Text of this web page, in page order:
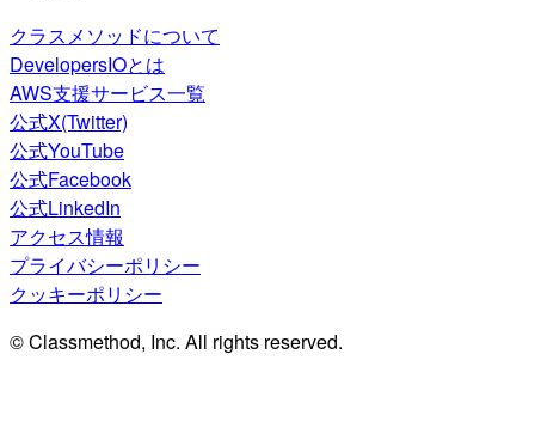
クラスメソッドについて
DevelopersIOとは
AWS支援サービス一覧
公式X(Twitter)
公式YouTube
公式Facebook
公式LinkedIn
アクセス情報
プライバシーポリシー
クッキーポリシー
© Classmethod, Inc. All rights reserved.